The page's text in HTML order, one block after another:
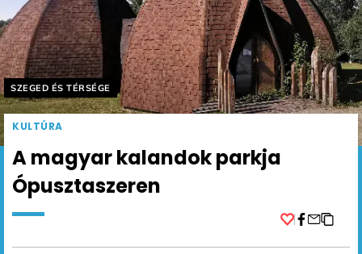
Helyszín címkék:
SZEGED ÉS TÉRSÉGE
KULTÚRA
A magyar kalandok parkja
Ópusztaszeren